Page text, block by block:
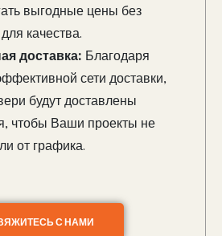
выгодные цены без
качества.
доставка: Благодаря
сети доставки,
будут доставлены
чтобы Ваши проекты не
от графика.
С НАМИ